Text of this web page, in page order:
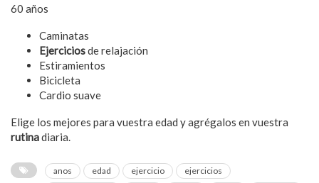
60 años
Caminatas
Ejerciciosde relajación
Estiramientos
Bicicleta
Cardio suave
Elige los mejores para vuestra edad y agrégalos en vuestra
rutinadiaria.
anos edad ejercicio
ejercicios